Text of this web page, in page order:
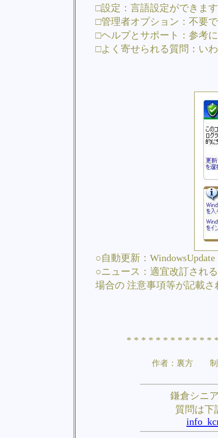
□設定：言語設定ができま
□管理者オプション：不要
□ヘルプとサポート：参考
□よく寄せられる質問：い
○自動更新：
○ニュース：適宜改訂され
場合の 注意事項等が記載さ
* * * * * * * * * * * *
作者：裏方 制
鎌倉シニ
質問は下